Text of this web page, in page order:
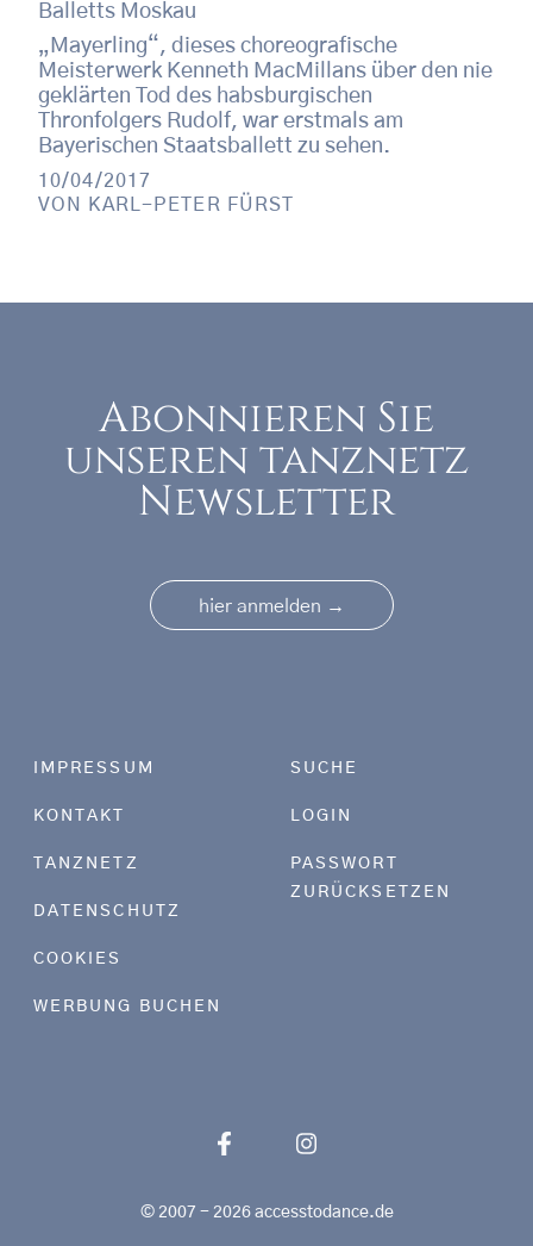
Balletts Moskau
„Mayerling“, dieses choreografische
Meisterwerk Kenneth MacMillans über den nie
geklärten Tod des habsburgischen
Thronfolgers Rudolf, war erstmals am
Bayerischen Staatsballett zu sehen.
10/04/2017
VON
KARL-PETER FÜRST
Abonnieren Sie
unseren tanznetz
Newsletter
hier anmelden →
Footer menu
IMPRESSUM
KONTAKT
TANZNETZ
DATENSCHUTZ
COOKIES
WERBUNG BUCHEN
SUCHE
LOGIN
PASSWORT
ZURÜCKSETZEN
© 2007 - 2026 accesstodance.de